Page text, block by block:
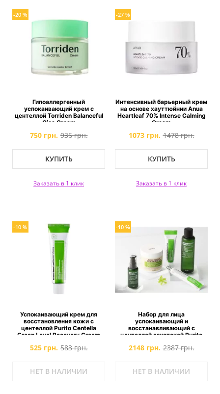
-20 %
Гипоаллергенный
успокаивающий крем с
центеллой Torriden Balanceful
Cica Cream
750 грн. 936 грн.
КУПИТЬ
Заказать в 1 клик
-27 %
Интенсивный барьерный крем
на основе хауттюйнии Anua
Heartleaf 70% Intense Calming
Cream
1073 грн. 1478 грн.
КУПИТЬ
Заказать в 1 клик
-10 %
Успокаивающий крем для
восстановления кожи с
центеллой Purito Centella
Green Level Recovery Cream
525 грн. 583 грн.
НЕТ В НАЛИЧИИ
-10 %
Набор для лица
успокаивающий и
восстанавливающий с
центеллой азиатской Purito
2148 грн. 2387 грн.
НЕТ В НАЛИЧИИ